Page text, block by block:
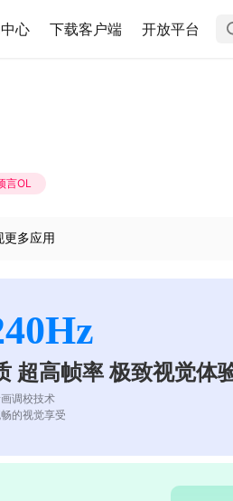
心 下载客户端 开放平台
言OL
更多应用
超高帧率 极致视觉体
调校技术
的视觉享受